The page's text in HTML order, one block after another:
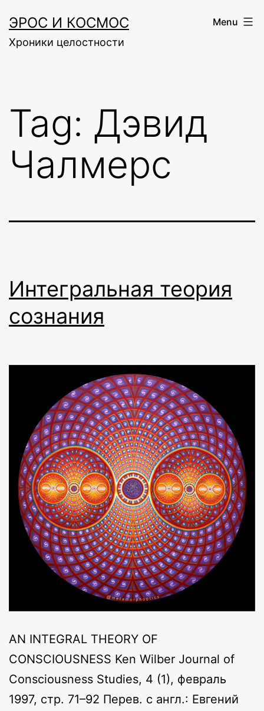
to
content
ЭРОС И КОСМОС
Хроники целостности
Menu
Tag: Дэвид
Чалмерс
Интегральная теория
сознания
AN INTEGRAL THEORY OF
CONSCIOUSNESS Ken Wilber Journal of
Consciousness Studies, 4 (1), февраль
1997, стр. 71–92 Перев. с англ.: Евгений